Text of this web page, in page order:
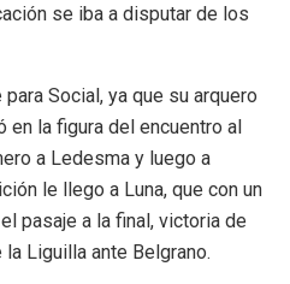
se iba a disputar de los
Social, ya que su arquero
la figura del encuentro al
a Ledesma y luego a
le llego a Luna, que con un
pasaje a la final, victoria de
Liguilla ante Belgrano.